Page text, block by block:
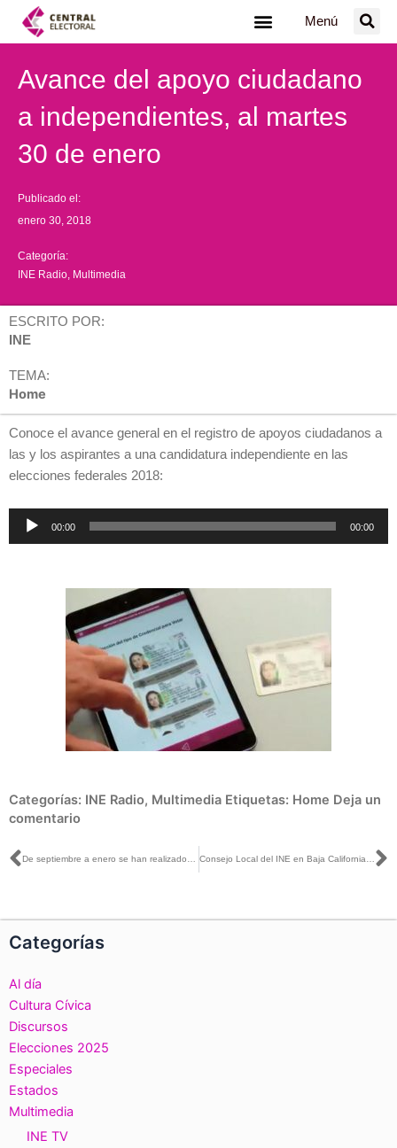
Menú
Avance del apoyo ciudadano
a independientes, al martes
30 de enero
Publicado el:
enero 30, 2018
Categoría:
INE Radio Multimedia
ESCRITO POR:
INE
TEMA:
Home
Conoce el avance general en el registro de apoyos ciudadanos a
las y los aspirantes a una candidatura independiente en las
elecciones federales 2018:
Reproductor
00:00 00:00
Categorías: INE Radio, Multimedia Etiquetas: Home Deja un
comentario
Ant
Categorías
Al día
Cultura Cívica
Discursos
Elecciones 2025
Especiales
Estados
Multimedia
INE TV